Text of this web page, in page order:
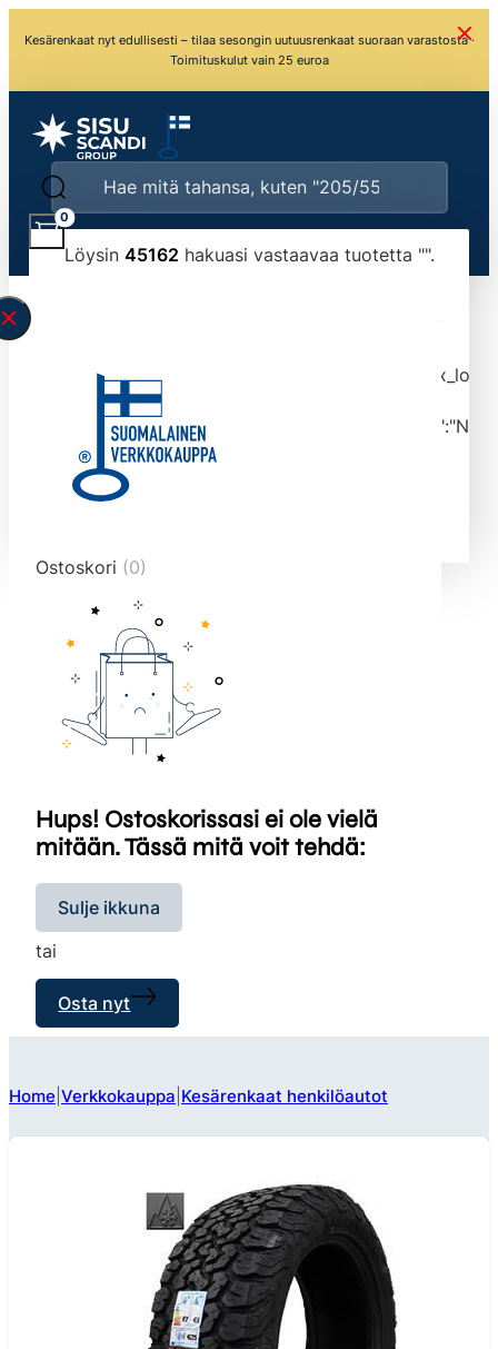
Kesärenkaat nyt edullisesti – tilaa sesongin uutuusrenkaat suoraan varastosta ·
Toimituskulut vain 25 euroa
Löysin 45162 hakuasi vastaavaa tuotetta "".
typed the search query correctly.<br>Currently
tmlmvi","meta_query":
data-original-query-vars="[]" data-page="1"
data-max-pages="4517" data-start="1" data-
end="10">
0
Ostoskori (0)
Hups! Ostoskorissasi ei ole vielä
mitään. Tässä mitä voit tehdä:
Sulje ikkuna
tai
Osta nyt
Home Verkkokauppa Kesärenkaat henkilöautot